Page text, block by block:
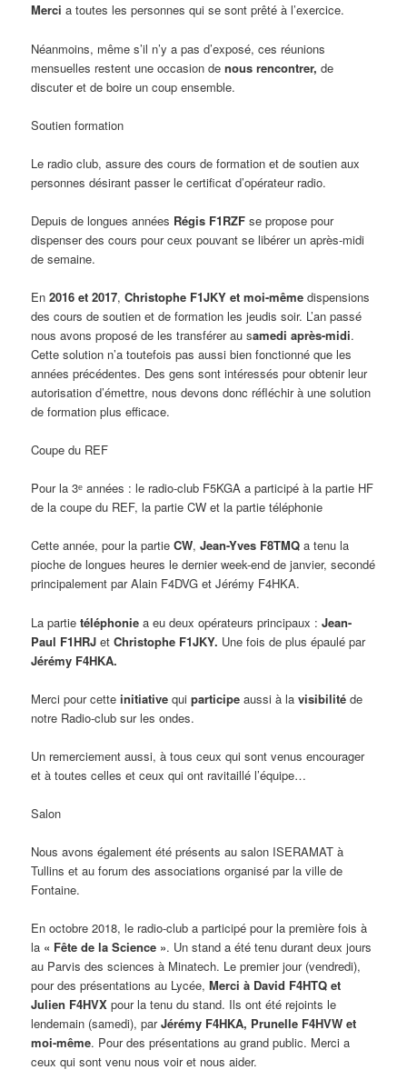
Merci a toutes les personnes qui se sont prêté à l’exercice.
Néanmoins, même s’il n’y a pas d’exposé, ces réunions
mensuelles restent une occasion denous rencontrer, de
discuter et de boire un coup ensemble.
Soutien formation
Le radio club, assure des cours de formation et de soutien aux
personnes désirant passer le certificat d’opérateur radio.
Depuis de longues années Régis F1RZFse propose pour
dispenser des cours pour ceux pouvant se libérer un après-midi
de semaine.
En2016 et 2017, Christophe F1JKY et moi-même dispensions
des cours de soutien et de formation les jeudis soir. L’an passé
nous avons proposé de les transférer au samedi après-midi.
Cette solution n’a toutefois pas aussi bien fonctionné que les
années précédentes. Des gens sont intéressés pour obtenir leur
autorisation d’émettre, nous devons donc réfléchir à une solution
de formation plus efficace.
Coupe du REF
Pour la 3ᵉ années : le radio-club F5KGA a participé à la partie HF
de la coupe du REF, la partie CW et la partie téléphonie
Cette année, pour la partieCW,Jean-Yves F8TMQ a tenu la
pioche de longues heures le dernier week-end de janvier, secondé
principalement par Alain F4DVG et Jérémy F4HKA.
La partietéléphonie a eu deux opérateurs principaux :Jean-
Paul F1HRJ etChristophe F1JKY. Une fois de plus épaulé par
Jérémy F4HKA.
Merci pour cetteinitiative quiparticipe aussi à lavisibilité de
notre Radio-club sur les ondes.
Un remerciement aussi, à tous ceux qui sont venus encourager
et à toutes celles et ceux qui ont ravitaillé l’équipe…
Salon
Nous avons également été présents au salon ISERAMAT à
Tullins et au forum des associations organisé par la ville de
Fontaine.
En octobre 2018, le radio-club a participé pour la première fois à
la « Fête de la Science ». Un stand a été tenu durant deux jours
au Parvis des sciences à Minatech. Le premier jour (vendredi),
pour des présentations au Lycée,Merci à David F4HTQ et
Julien F4HVXpour la tenu du stand. Ils ont été rejoints le
lendemain (samedi), parJérémy F4HKA, Prunelle F4HVW et
moi-même. Pour des présentations au grand public. Merci a
ceux qui sont venu nous voir et nous aider.